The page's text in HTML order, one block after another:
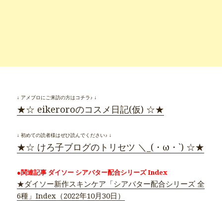
↓ アメブロにご来訪の方はコチラ♪ ↓
★☆ eikeroroのコスメ日記(仮) ☆★
↓ 初めての読者様はぜひ読んでください♪ ↓
★☆ けろ子ブログのトリセツ ＼_(・ω・`) ☆★
●関連記事 ダイソー シアバター配合シリーズ Index
★ダイソー新作スキンケア「シアバター配合シリーズ 全
6種」Index（2022年10月30日）